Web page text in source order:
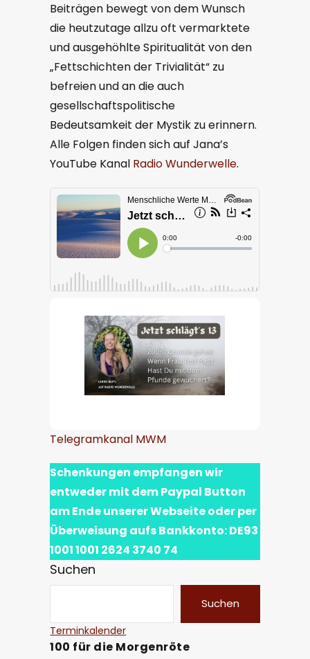
Beiträgen bewegt von dem Wunsch
die heutzutage allzu oft vermarktete
und ausgehöhlte Spiritualität von den
„Fettschichten der Trivialität“ zu
befreien und an die auch
gesellschaftspolitische
Bedeutsamkeit der Mystik zu erinnern.
Alle Folgen finden sich auf Jana’s
YouTube Kanal Radio Wunderwelle.
Telegramkanal MWM
Schenkungen empfangen wir
entweder mit dem Paypal Button
am Ende unserer Webseite oder per
Überweisung aufs Bankkonto: DE93
1001 1001 2624 3740 74
Suchen
Suchen
Terminkalender
100 für die Morgenröte